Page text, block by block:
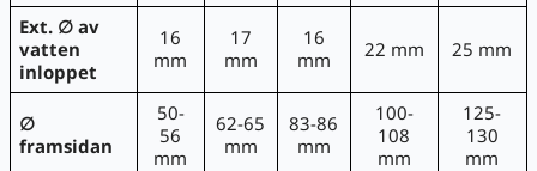
Ext. ∅ av
vatten
inloppet
16
mm
17
mm
16
mm
22 mm 25 mm
∅
framsidan
50-
56
mm
62-65
mm
83-86
mm
100-
108
mm
125-
130
mm